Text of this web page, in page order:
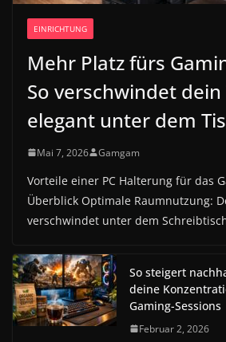
EINRICHTUNG
Mehr Platz fürs
So verschwindet
elegant unter dem
Mai 7, 2026 Gamgam
Vorteile einer PC Halterung für das
Überblick Optimale Raumnutzung:
verschwindet unter dem
So steigert
deine
Gaming-Sessions
Februar 2, 2026